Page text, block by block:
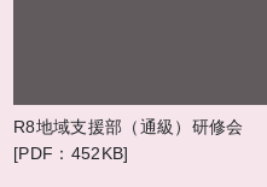
R8地域支援部（通級）研修会
[PDF：452KB]